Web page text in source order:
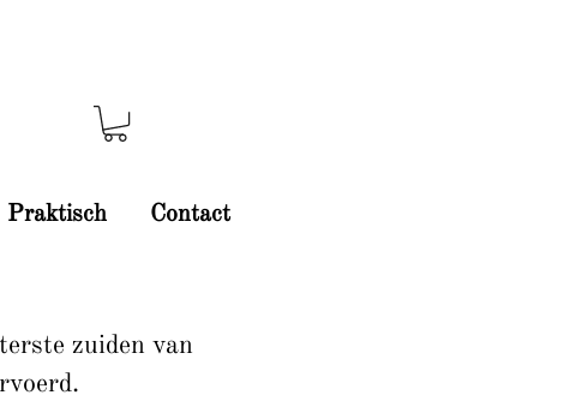
Praktisch Contact
zuiden van